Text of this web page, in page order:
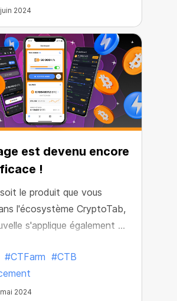
? Alors lisez la suite !
2024
est devenu encore
!
le produit que vous
l'écosystème CryptoTab,
s'applique également à
et août prochains sont
mois pour augmenter vos
d'autant plus que le
#CTFarm #CTB
2024